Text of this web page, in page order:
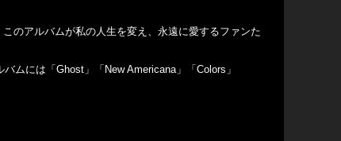
のアルバムが私の人生を変え、永遠に愛するファンた
ムには「Ghost」「New Americana」「Colors」